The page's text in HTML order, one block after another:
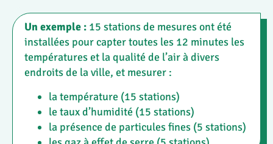
Un exemple :15 stations de mesures ont été
installées pour capter toutes les 12 minutes les
températures et la qualité de l’air à divers
endroits de la ville, et mesurer :
la température (15 stations)
le taux d’humidité (15 stations)
la présence de particules fines (5 stations)